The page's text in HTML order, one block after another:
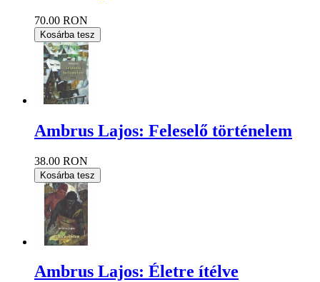
70.00 RON
Kosárba tesz
Ambrus Lajos: Feleselő történelem
38.00 RON
Kosárba tesz
Ambrus Lajos: Életre ítélve